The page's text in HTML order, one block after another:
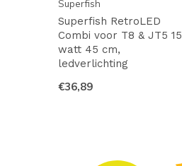
Superfish
Superfish RetroLED
Combi voor T8 & JT5 15
watt 45 cm,
ledverlichting
€36,89